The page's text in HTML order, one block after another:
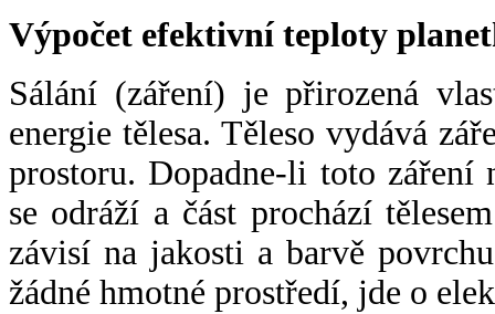
Výpočet efektivní teploty
Sálání (záření) je přirozená
energie tělesa. Těleso vydává
prostoru. Dopadne-li toto záření
se odráží a část prochází
závisí na jakosti a barvě
žádné hmotné prostředí, jde o